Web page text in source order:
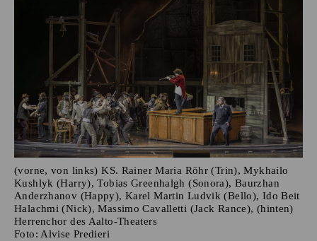
(vorne, von links) KS. Rainer Maria Röhr (Trin), Mykhailo
Kushlyk (Harry), Tobias Greenhalgh (Sonora), Baurzhan
Anderzhanov (Happy), Karel Martin Ludvik (Bello), Ido Beit
Halachmi (Nick), Massimo Cavalletti (Jack Rance), (hinten)
Herrenchor des Aalto-Theaters
Foto: Alvise Predieri